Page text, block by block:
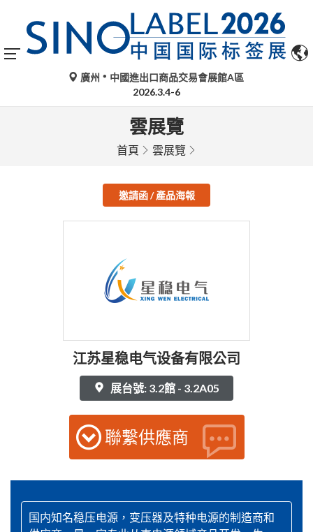
廣州
中國進出口商品交易會展館A區
2026.3.4-6
雲展覽
首頁 雲展覽
邀請函 / 產品海報
江苏星稳电气设备有限公司
展台號: 3.2館 - 3.2A05
聯繫供應商
国内知名稳压电源，变压器及特种电源的制造商和